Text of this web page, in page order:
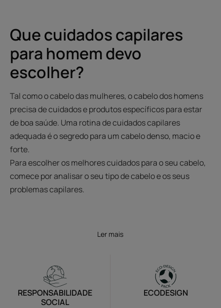
Que cuidados capilares
para homem devo
escolher?
Tal como o cabelo das mulheres, o cabelo dos homens
precisa de cuidados e produtos específicos para estar
de boa saúde. Uma rotina de cuidados capilares
adequada é o segredo para um cabelo denso, macio e
forte.
Para escolher os melhores cuidados para o seu cabelo,
comece por analisar o seu tipo de cabelo e os seus
problemas capilares.
Ler mais
RESPONSABILIDADE
SOCIAL
ECODESIGN